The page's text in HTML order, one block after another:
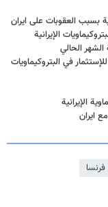
بسبب العقوبات على ايران
الإيرانية
الشهر الحالي
في البتروكيماويات
الإيرانية
ايران
فرنسا